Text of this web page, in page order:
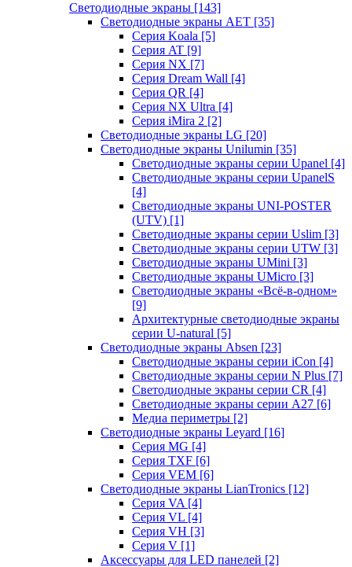
Светодиодные экраны [143]
Светодиодные экраны AET [35]
Cерия Koala [5]
Серия AT [9]
Серия NX [7]
Серия Dream Wall [4]
Серия QR [4]
Серия NX Ultra [4]
Серия iMira 2 [2]
Светодиодные экраны LG [20]
Светодиодные экраны Unilumin [35]
Светодиодные экраны серии Upanel [4]
Светодиодные экраны серии UpanelS
[4]
Светодиодные экраны UNI-POSTER
(UTV) [1]
Светодиодные экраны серии Uslim [3]
Светодиодные экраны серии UTW [3]
Светодиодные экраны UMini [3]
Светодиодные экраны UMicro [3]
Светодиодные экраны «Всё-в-одном»
[9]
Архитектурные светодиодные экраны
серии U-natural [5]
Светодиодные экраны Absen [23]
Светодиодные экраны серии iCon [4]
Светодиодные экраны серии N Plus [7]
Светодиодные экраны серии CR [4]
Светодиодные экраны серии А27 [6]
Медиа периметры [2]
Светодиодные экраны Leyard [16]
Серия MG [4]
Серия TXF [6]
Серия VEM [6]
Светодиодные экраны LianTronics [12]
Серия VA [4]
Серия VL [4]
Серия VH [3]
Серия V [1]
Аксессуары для LED панелей [2]